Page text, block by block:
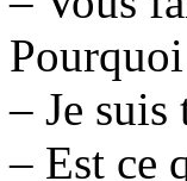
– Je suis
– Est ce